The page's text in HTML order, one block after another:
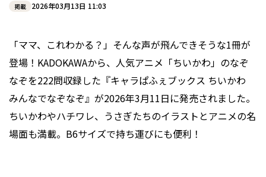
掲載 2026年03月13日 11:03
「ママ、これわかる？」そんな声が飛んできそうな1冊が
登場！KADOKAWAから、人気アニメ「ちいかわ」のなぞ
なぞを222問収録した『キャラぱふぇブックス ちいかわ
みんなでなぞなぞ』が2026年3月11日に発売されました。
ちいかわやハチワレ、うさぎたちのイラストとアニメの名
場面も満載。B6サイズで持ち運びにも便利！